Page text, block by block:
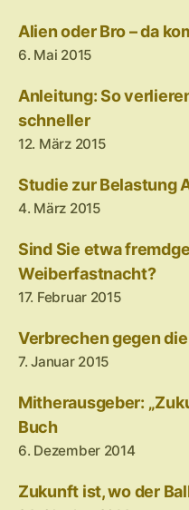
Alien oder Bro – da
6. Mai 2015
Anleitung: So
schneller
12. März 2015
Studie zur Belastung
4. März 2015
Sind Sie etwa
Weiberfastnacht?
17. Februar 2015
Verbrechen gegen
7. Januar 2015
Mitherausgeber:
Buch
6. Dezember 2014
Zukunft ist, wo der